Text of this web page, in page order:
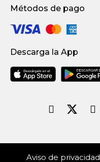
Métodos de pago
Descarga la App
Aviso de privacidad